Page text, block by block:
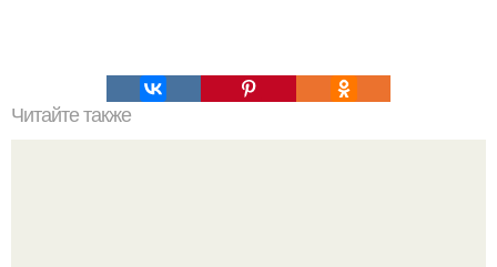
Читайте также